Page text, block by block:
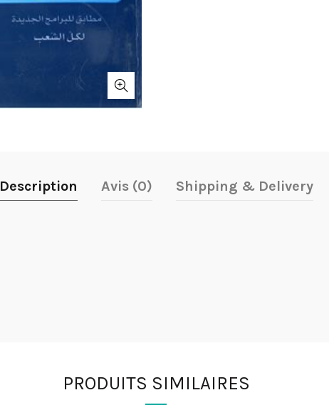
Description Avis (0) Shipping & Delivery
PRODUITS SIMILAIRES